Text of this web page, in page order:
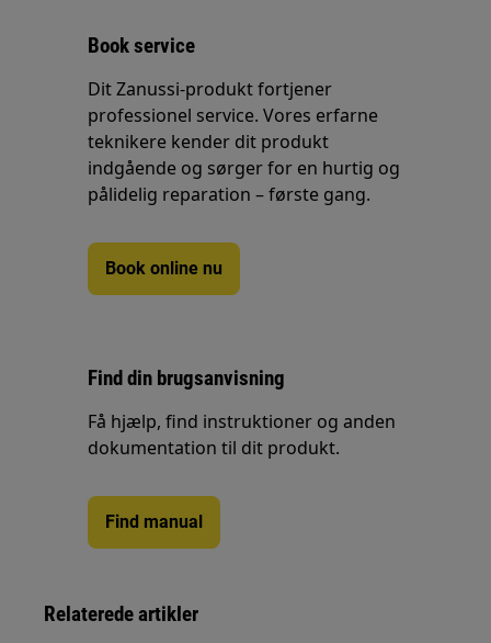
Book service
Dit Zanussi-produkt fortjener
professionel service. Vores erfarne
teknikere kender dit produkt
indgående og sørger for en hurtig og
pålidelig reparation – første gang.
Book online nu
Find din brugsanvisning
Få hjælp, find instruktioner og anden
dokumentation til dit produkt.
Find manual
Relaterede artikler